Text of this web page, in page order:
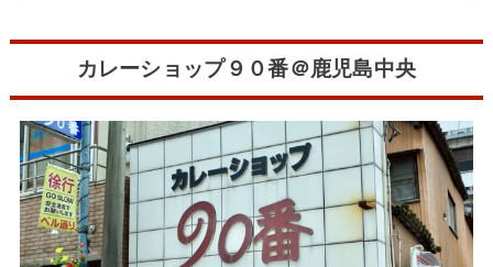
カレーショップ９０番＠鹿児島中央